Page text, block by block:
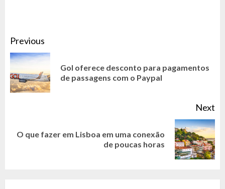
CONTINUE
READING
Previous
Gol oferece desconto para pagamentos
de passagens com o Paypal
Next
Next
O que fazer em Lisboa em uma conexão
de poucas horas